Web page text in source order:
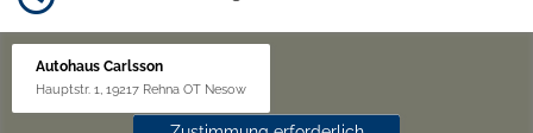
Autohaus Carlsson
Hauptstr. 1, 19217 Rehna OT Nesow